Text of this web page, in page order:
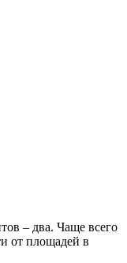
– два. Чаще всего
от площадей в